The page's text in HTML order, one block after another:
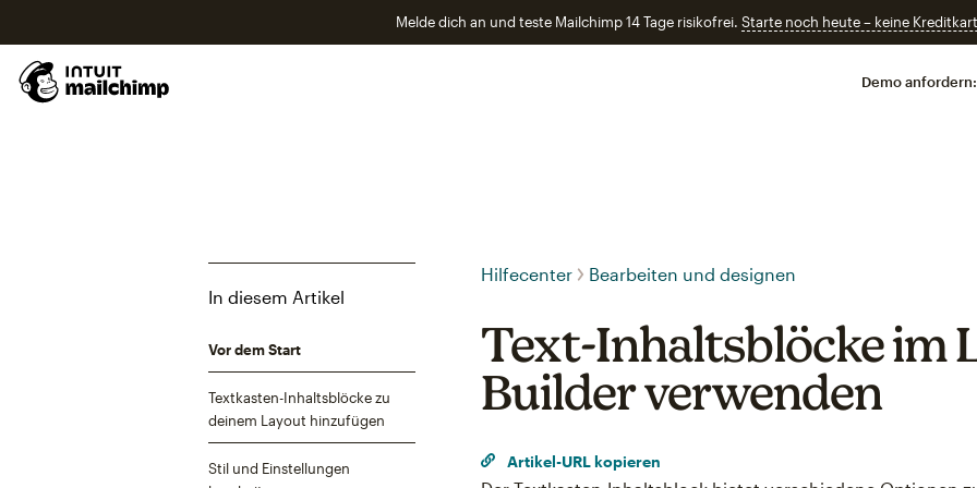
Melde dich an und teste Mailchimp 14 Tage risikofrei. Starte noch heute – keine
Demo anfordern:
In diesem Artikel
Vor dem Start
Textkasten-Inhaltsblöcke zu
deinem Layout hinzufügen
Stil und Einstellungen
Hilfecenter Bearbeiten und designen
Text-Inhaltsblöcke im
Builder verwenden
Artikel-URL kopieren